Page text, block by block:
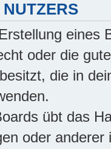
eines
oder die
die in
übt das
oder